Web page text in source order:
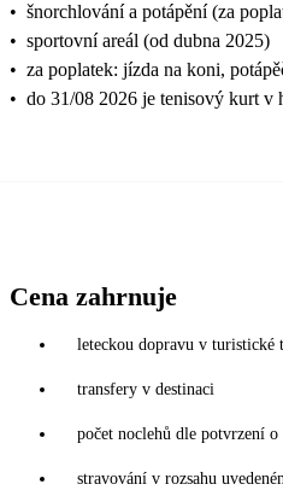
• šnorchlování a potápění (za
• sportovní areál (od dubna 2025)
• za poplatek: jízda na koni,
• do 31/08 2026 je tenisový kurt v
Cena zahrnuje
leteckou dopravu v turistické
transfery v destinaci
počet noclehů dle potvrzení o
stravování v rozsahu